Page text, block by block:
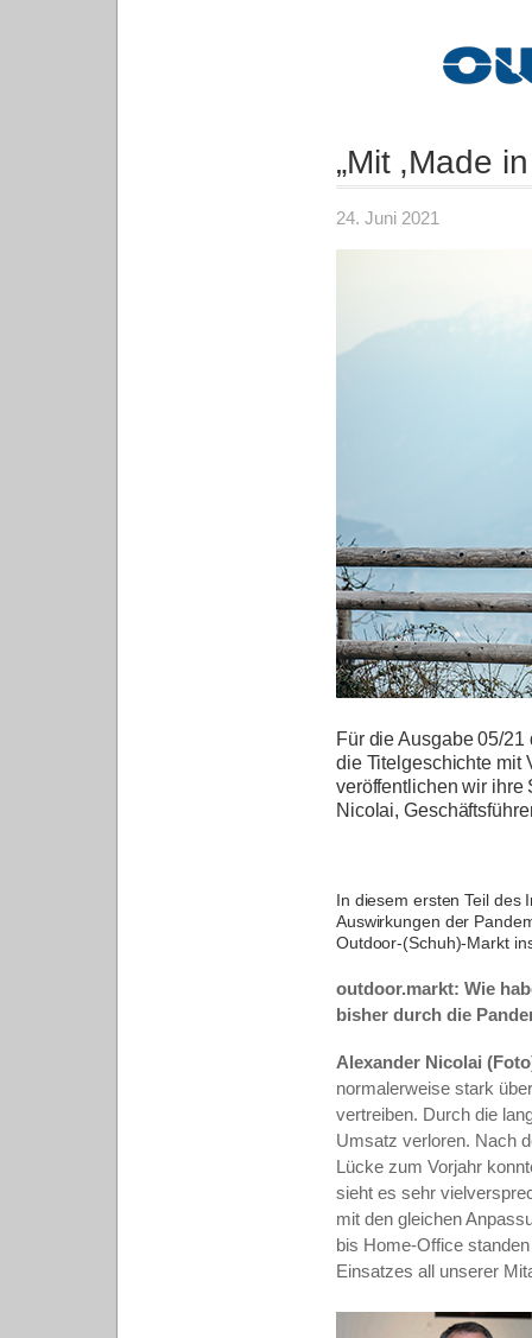
„Mit ,Made
24. Juni 2021
Für die Ausgabe 05/
die Titelgeschichte mit
veröffentlichen wir ihre
Nicolai,
In diesem ersten Teil des
Auswirkungen der
Outdoor-(Schuh)-Markt
outdoor.markt: Wie
bisher durch die
Alexander Nicolai
normalerweise stark
vertreiben. Durch die
Umsatz verloren. Nach
Lücke zum Vorjahr
sieht es sehr
mit den gleichen
bis Home-Office
Einsatzes all unserer